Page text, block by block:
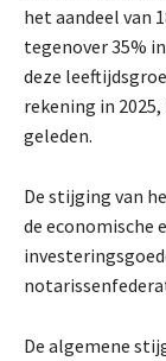
het aandeel van
tegenover 35%
deze
rekening in
geleden.
De stijging van
de economische
De algemene